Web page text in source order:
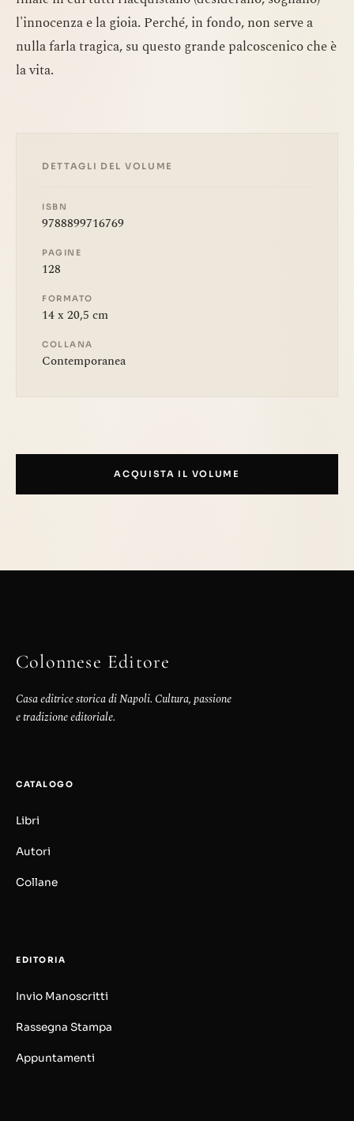
l'innocenza e la gioia. Perché, in fondo, non serve a
nulla farla tragica, su questo grande palcoscenico che è
la vita.
DETTAGLI DEL VOLUME
ISBN
9788899716769
PAGINE
128
FORMATO
14 x 20,5 cm
COLLANA
Contemporanea
ACQUISTA IL VOLUME
Colonnese Editore
Casa editrice storica di Napoli. Cultura, passione
e tradizione editoriale.
CATALOGO
Libri
Autori
Collane
EDITORIA
Invio Manoscritti
Rassegna Stampa
Appuntamenti